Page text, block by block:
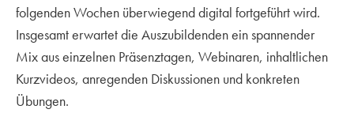
folgenden Wochen überwiegend digital fortgeführt wird.
Insgesamt erwartet die Auszubildenden ein spannender
Mix aus einzelnen Präsenztagen, Webinaren, inhaltlichen
Kurzvideos, anregenden Diskussionen und konkreten
Übungen.